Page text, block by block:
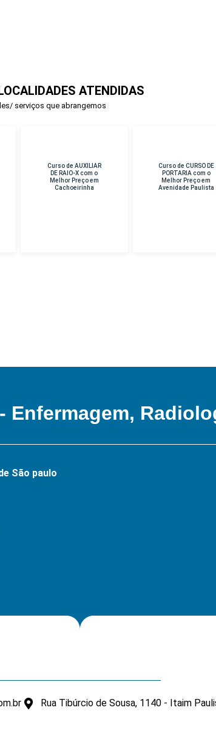
ATENDIDAS
serviços que abrangemos
Curso de CURSO DE
PORTARIA com o
Melhor Preço em
Avenidade Paulista
Curso de PERICIA
CRIMINAL com o
Melhor Preço em
Unidade Hospital
Enfermagem,
São paulo
Rua Tibúrcio de Sousa, 1140 - Itaim